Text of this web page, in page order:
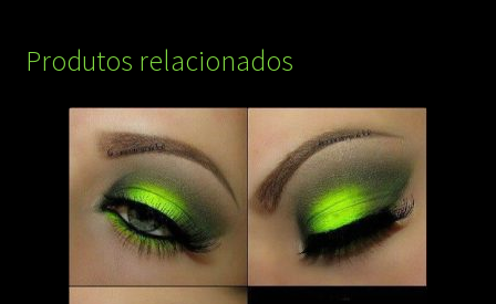
Produtos relacionados